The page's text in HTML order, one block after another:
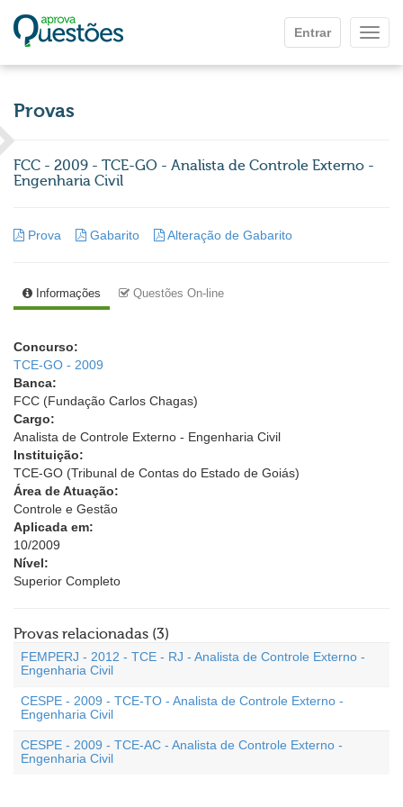
Entrar
Provas
FCC - 2009 - TCE-GO - Analista de Controle Externo -
Engenharia Civil
Prova Gabarito Alteração de Gabarito
Informações Questões On-line
Concurso:
TCE-GO - 2009
Banca:
FCC (Fundação Carlos Chagas)
Cargo:
Analista de Controle Externo - Engenharia Civil
Instituição:
TCE-GO (Tribunal de Contas do Estado de Goiás)
Área de Atuação:
Controle e Gestão
Aplicada em:
10/2009
Nível:
Superior Completo
Provas relacionadas (3)
FEMPERJ - 2012 - TCE - RJ - Analista de Controle Externo -
Engenharia Civil
CESPE - 2009 - TCE-TO - Analista de Controle Externo -
Engenharia Civil
CESPE - 2009 - TCE-AC - Analista de Controle Externo -
Engenharia Civil